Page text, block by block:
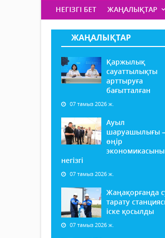
НЕГІЗГІ БЕТ ЖАҢАЛЫҚТАР
ЖАҢАЛЫҚТАР
Қаржылық
сауаттылықты
арттыруға
бағытталған
07 тамыз 2026 ж.
Ауыл
шаруашылығы
өңір
негізгі
07 тамыз 2026 ж.
Жаңақорғанда
тарату
іске қосылды
07 тамыз 2026 ж.